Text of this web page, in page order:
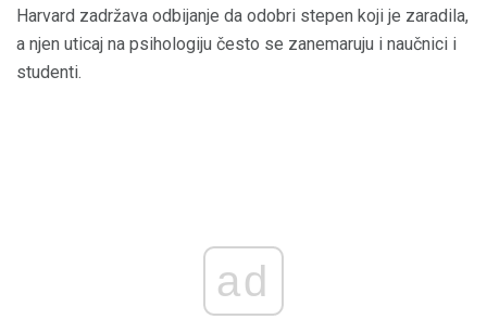
Harvard zadržava odbijanje da odobri stepen koji je zaradila,
a njen uticaj na psihologiju često se zanemaruju i naučnici i
studenti.
ad